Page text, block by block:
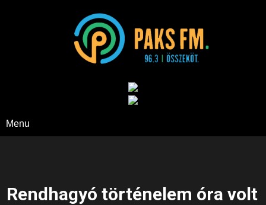
Menu
Rendhagyó történelem óra volt